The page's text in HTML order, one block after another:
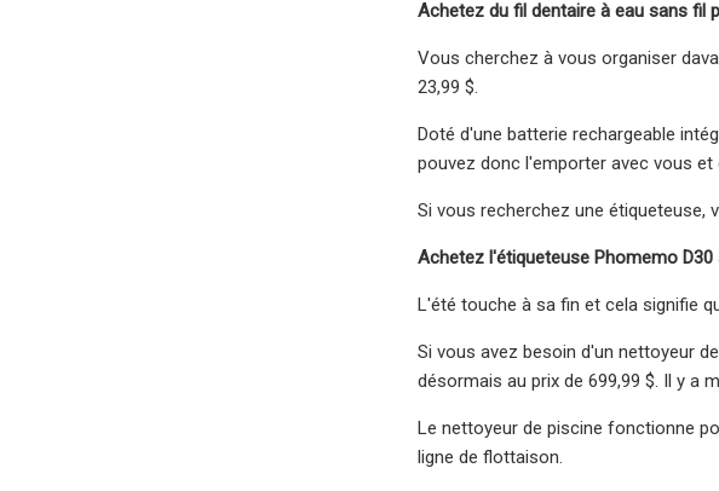
Achetez du fil dentaire à eau sans fil
Vous cherchez à vous organiser
23,99 $.
Doté d'une batterie rechargeable
pouvez donc l'emporter avec vous
Si vous recherchez une étiqueteuse,
Achetez l'étiqueteuse Phomemo
L'été touche à sa fin et cela signifie
Si vous avez besoin d'un nettoyeur
désormais au prix de 699,99 $. Il y a
Le nettoyeur de piscine fonctionne
ligne de flottaison.